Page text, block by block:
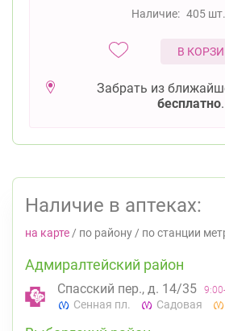
Наличие: 405 шт.
В
Забрать из
бесплатно.
Наличие в аптеках:
на карте / по району / по станции
Адмиралтейский район
Спасский пер., д. 14/35
Сенная пл. Садовая